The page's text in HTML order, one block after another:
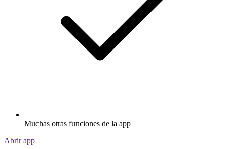
Muchas otras funciones de la app
Abrir app